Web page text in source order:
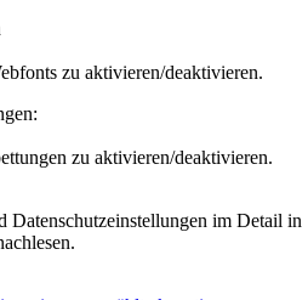
zu aktivieren/deaktivieren.
zu aktivieren/deaktivieren.
Datenschutzeinstellungen im Detail in